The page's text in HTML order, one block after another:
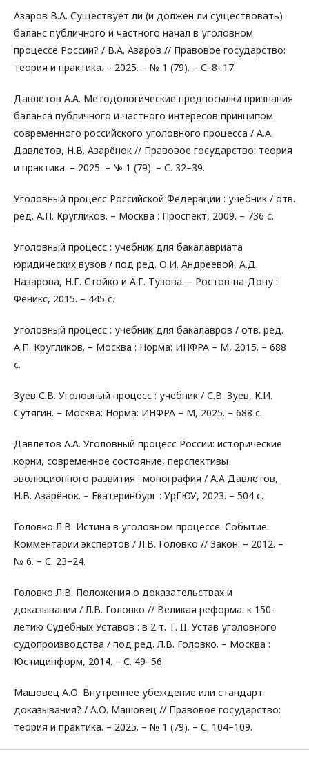
Азаров В.А. Существует ли (и должен ли существовать)
баланс публичного и частного начал в уголовном
процессе России? / В.А. Азаров // Правовое государство:
теория и практика. – 2025. – № 1 (79). – С. 8–17.
Давлетов А.А. Методологические предпосылки признания
баланса публичного и частного интересов принципом
современного российского уголовного процесса / А.А.
Давлетов, Н.В. Азарёнок // Правовое государство: теория
и практика. – 2025. – № 1 (79). – С. 32–39.
Уголовный процесс Российской Федерации : учебник / отв.
ред. А.П. Кругликов. – Москва : Проспект, 2009. – 736 с.
Уголовный процесс : учебник для бакалавриата
юридических вузов / под ред. О.И. Андреевой, А.Д.
Назарова, Н.Г. Стойко и А.Г. Тузова. – Ростов-на-Дону :
Феникс, 2015. – 445 с.
Уголовный процесс : учебник для бакалавров / отв. ред.
А.П. Кругликов. – Москва : Норма: ИНФРА – М, 2015. – 688
с.
Зуев С.В. Уголовный процесс : учебник / С.В. Зуев, К.И.
Сутягин. – Москва: Норма: ИНФРА – М, 2025. – 688 с.
Давлетов А.А. Уголовный процесс России: исторические
корни, современное состояние, перспективы
эволюционного развития : монография / А.А Давлетов,
Н.В. Азарёнок. – Екатеринбург : УрГЮУ, 2023. – 504 с.
Головко Л.В. Истина в уголовном процессе. Событие.
Комментарии экспертов / Л.В. Головко // Закон. – 2012. –
№ 6. – С. 23–24.
Головко Л.В. Положения о доказательствах и
доказывании / Л.В. Головко // Великая реформа: к 150-
летию Судебных Уставов : в 2 т. Т. II. Устав уголовного
судопроизводства / под ред. Л.В. Головко. – Москва :
Юстицинформ, 2014. – С. 49–56.
Машовец А.О. Внутреннее убеждение или стандарт
доказывания? / А.О. Машовец // Правовое государство:
теория и практика. – 2025. – № 1 (79). – С. 104–109.